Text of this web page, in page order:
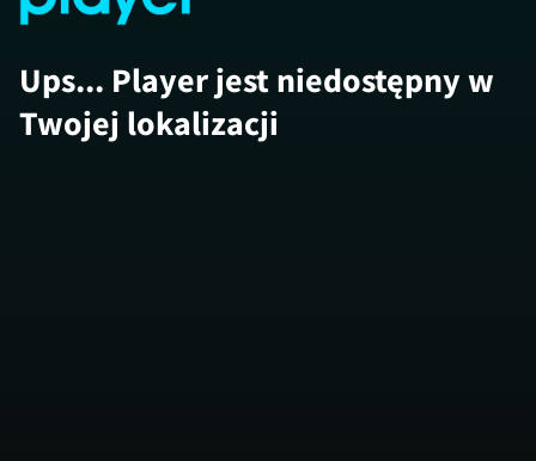
Ups... Player jest niedostępny w
Twojej lokalizacji